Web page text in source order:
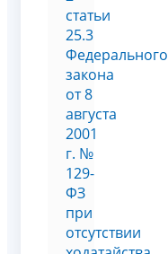
статьи
25.3
Федерального
закона
от 8
августа
2001
г. №
129-
ФЗ
при
отсутствии